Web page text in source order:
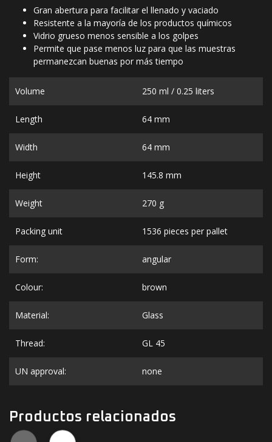
Gran abertura para facilitar el llenado y vaciado
Resistente a la mayoría de los productos químicos
Vidrio grueso menos sensible a los golpes
Permite que pase menos luz para que las muestras
permanezcan buenas por más tiempo
Volume 250 ml / 0.25 liters
Length 64 mm
Width 64 mm
Height 145.8 mm
Weight 270 g
Packing unit 1536 pieces per pallet
Form: angular
Colour: brown
Material: Glass
Thread: GL 45
UN approval: none
Productos relacionados